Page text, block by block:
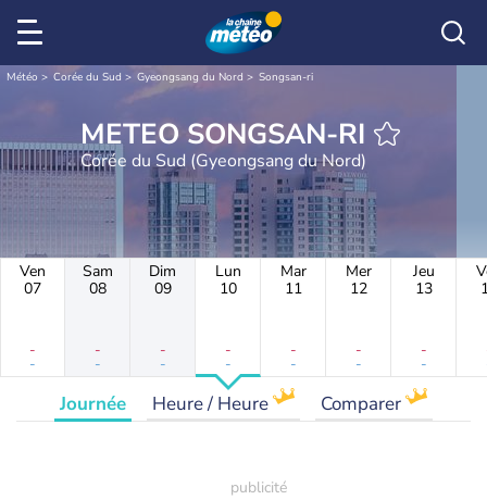
Météo Corée du Sud Gyeongsang du Nord Songsan-ri
METEO SONGSAN-RI
Corée du Sud (Gyeongsang du Nord)
Ven
07
-
-
Sam
08
-
-
Dim
09
-
-
Lun
10
-
-
Mar
11
-
-
Mer
12
-
-
Jeu
13
-
-
Journée Heure / Heure Comparer